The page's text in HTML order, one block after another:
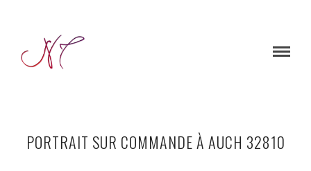
PORTRAIT SUR COMMANDE À AUCH 32810